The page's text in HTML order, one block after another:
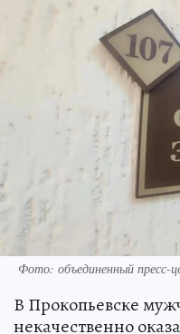
Фото: объединенный пресс-
В Прокопьевске
некачественно